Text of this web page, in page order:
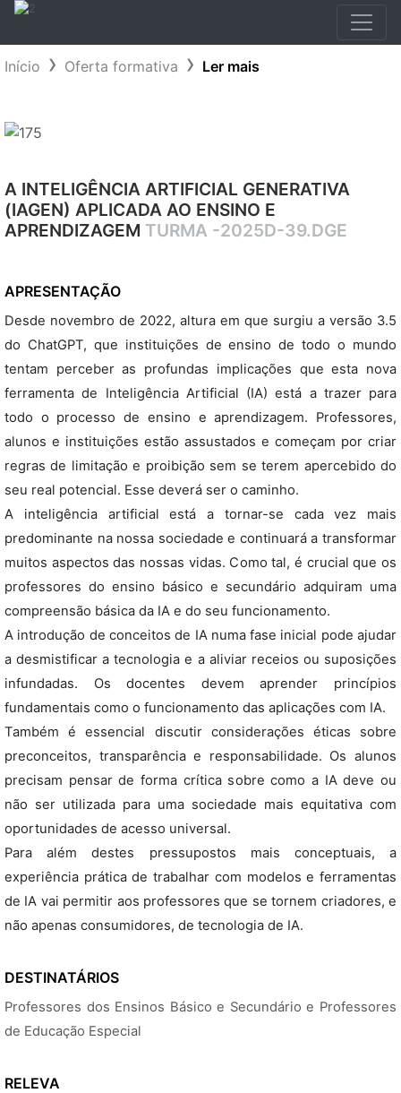
Início Oferta formativa Ler mais
A INTELIGÊNCIA ARTIFICIAL GENERATIVA
(IAGEN) APLICADA AO ENSINO E
APRENDIZAGEM TURMA -2025D-39.DGE
APRESENTAÇÃO
Desde novembro de 2022, altura em que surgiu a versão 3.5
do ChatGPT, que instituições de ensino de todo o mundo
tentam perceber as profundas implicações que esta nova
ferramenta de Inteligência Artificial (IA) está a trazer para
todo o processo de ensino e aprendizagem. Professores,
alunos e instituições estão assustados e começam por criar
regras de limitação e proibição sem se terem apercebido do
seu real potencial. Esse deverá ser o caminho.
A inteligência artificial está a tornar-se cada vez mais
predominante na nossa sociedade e continuará a transformar
muitos aspectos das nossas vidas. Como tal, é crucial que os
professores do ensino básico e secundário adquiram uma
compreensão básica da IA e do seu funcionamento.
A introdução de conceitos de IA numa fase inicial pode ajudar
a desmistificar a tecnologia e a aliviar receios ou suposições
infundadas. Os docentes devem aprender princípios
fundamentais como o funcionamento das aplicações com IA.
Também é essencial discutir considerações éticas sobre
preconceitos, transparência e responsabilidade. Os alunos
precisam pensar de forma crítica sobre como a IA deve ou
não ser utilizada para uma sociedade mais equitativa com
oportunidades de acesso universal.
Para além destes pressupostos mais conceptuais, a
experiência prática de trabalhar com modelos e ferramentas
de IA vai permitir aos professores que se tornem criadores, e
não apenas consumidores, de tecnologia de IA.
DESTINATÁRIOS
Professores dos Ensinos Básico e Secundário e Professores
de Educação Especial
RELEVA